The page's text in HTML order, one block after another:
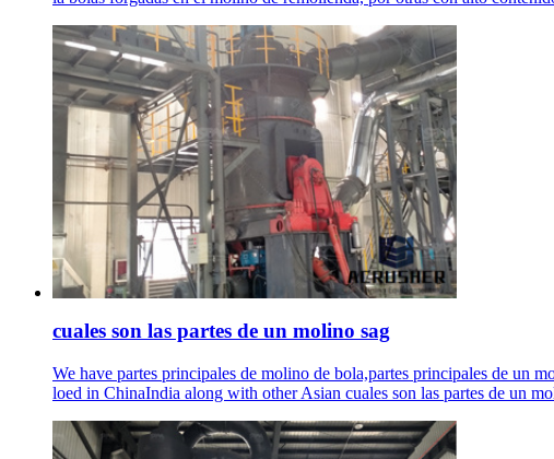
cuales son las partes de un molino sag
We have partes principales de molino de bola,partes principales de un
loed in ChinaIndia along with other Asian cuales son las partes de un